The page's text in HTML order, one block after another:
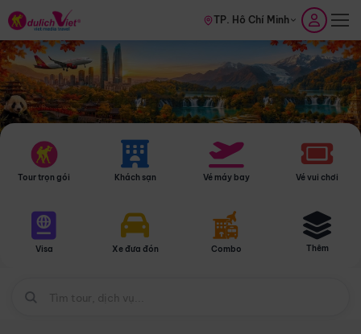
TP. Hồ Chí Minh
Tour trọn gói Khách sạn Vé máy bay Vé vui chơi
Visa Xe đưa đón Combo Thêm